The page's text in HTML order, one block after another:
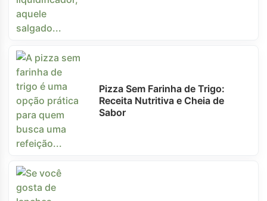
Pizza Sem Farinha de Trigo:
Receita Nutritiva e Cheia de
Sabor